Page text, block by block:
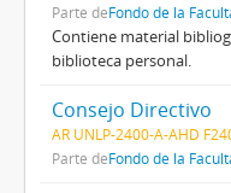
Parte deFondo de la
Contiene material
biblioteca personal.
Consejo Directivo
AR UNLP-2400-A-AHD
Parte deFondo de la